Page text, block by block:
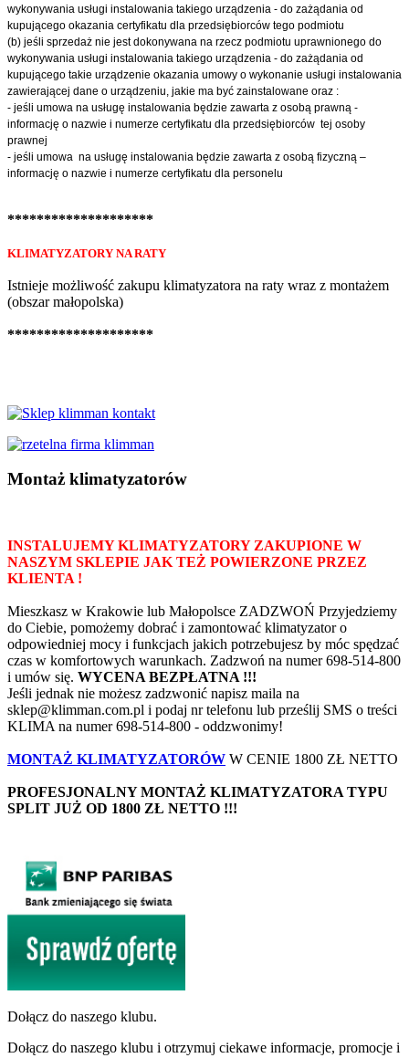
wykonywania usługi instalowania takiego urządzenia - do zażądania od
kupującego okazania certyfikatu dla przedsiębiorców tego podmiotu
(b) jeśli sprzedaż nie jest dokonywana na rzecz podmiotu uprawnionego do
wykonywania usługi instalowania takiego urządzenia - do zażądania od
kupującego takie urządzenie okazania umowy o wykonanie usługi instalowania
zawierającej dane o urządzeniu, jakie ma być zainstalowane oraz :
- jeśli umowa na usługę instalowania będzie zawarta z osobą prawną -
informację o nazwie i numerze certyfikatu dla przedsiębiorców tej osoby
prawnej
- jeśli umowa na usługę instalowania będzie zawarta z osobą fizyczną –
informację o nazwie i numerze certyfikatu dla personelu
********************
KLIMATYZATORY NA RATY
Istnieje możliwość zakupu klimatyzatora na raty wraz z montażem
(obszar małopolska)
********************
Montaż klimatyzatorów
INSTALUJEMY KLIMATYZATORY ZAKUPIONE W
NASZYM SKLEPIE JAK TEŻ POWIERZONE PRZEZ
KLIENTA !
Mieszkasz w Krakowie lub Małopolsce ZADZWOŃ Przyjedziemy
do Ciebie, pomożemy dobrać i zamontować klimatyzator o
odpowiedniej mocy i funkcjach jakich potrzebujesz by móc spędzać
czas w komfortowych warunkach. Zadzwoń na numer 698-514-800
i umów się. WYCENA BEZPŁATNA !!!
Jeśli jednak nie możesz zadzwonić napisz maila na
sklep@klimman.com.pl i podaj nr telefonu lub prześlij SMS o treści
KLIMA na numer 698-514-800 - oddzwonimy!
MONTAŻ KLIMATYZATORÓW W CENIE 1800 ZŁ NETTO
PROFESJONALNY MONTAŻ KLIMATYZATORA TYPU
SPLIT JUŻ OD 1800 ZŁ NETTO !!!
Dołącz do naszego klubu.
Dołącz do naszego klubu i otrzymuj ciekawe informacje, promocje i